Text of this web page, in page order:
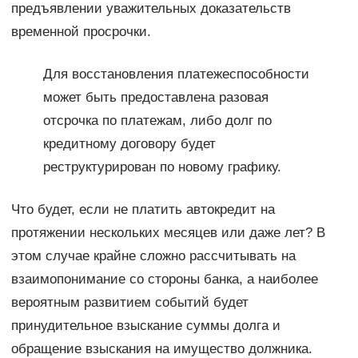
предъявлении уважительных доказательств
временной просрочки.
Для восстановления платежеспособности
может быть предоставлена разовая
отсрочка по платежам, либо долг по
кредитному договору будет
реструктурирован по новому графику.
Что будет, если не платить автокредит на
протяжении нескольких месяцев или даже лет? В
этом случае крайне сложно рассчитывать на
взаимопонимание со стороны банка, а наиболее
вероятным развитием событий будет
принудительное взыскание суммы долга и
обращение взыскания на имущество должника.